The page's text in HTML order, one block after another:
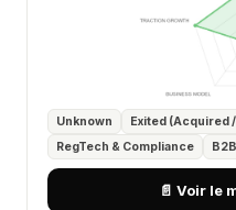
Unknown
Exited (Acquired
RegTech & Compliance
B2B
📄 Voir le